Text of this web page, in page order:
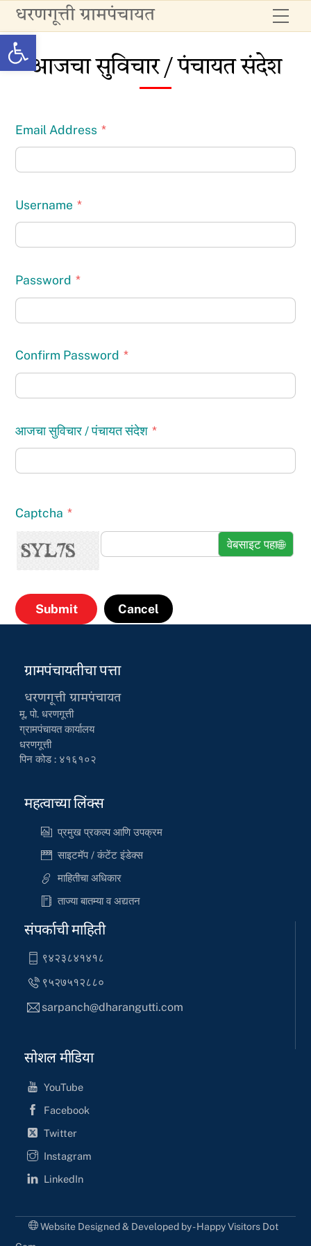
Open toolbar
Skip
to
content
धरणगूत्ती ग्रामपंचायत
आजचा सुविचार / पंचायत संदेश
Email Address *
Username *
Password *
Confirm Password *
आजचा सुविचार / पंचायत संदेश *
Captcha *
वेबसाइट पहा🌐
Cancel
ग्रामपंचायतीचा पत्ता
धरणगूत्ती ग्रामपंचायत
मू. पो. धरणगूत्ती
ग्रामपंचायत कार्यालय
धरणगूत्ती
पिन कोड : ४१६१०२
महत्वाच्या लिंक्स
प्रमुख प्रकल्प आणि उपक्रम
साइटमॅप / कंटेंट इंडेक्स
माहितीचा अधिकार
ताज्या बातम्या व अद्यतन
संपर्काची माहिती
९४२३८४१४१८
९५२७५१२८८०
sarpanch@dharangutti.com
सोशल मीडिया
YouTube
Facebook
Twitter
Instagram
LinkedIn
Website Designed & Developed by - Happy Visitors Dot